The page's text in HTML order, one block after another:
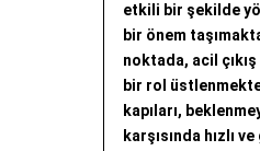
etkili bir şekilde
bir önem
noktada, acil çıkış
bir rol
kapıları,
karşısında hızlı